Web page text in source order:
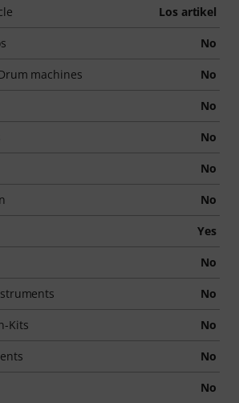
Los artikel
No
machines No
No
No
No
No
Yes
No
No
Kits No
No
No